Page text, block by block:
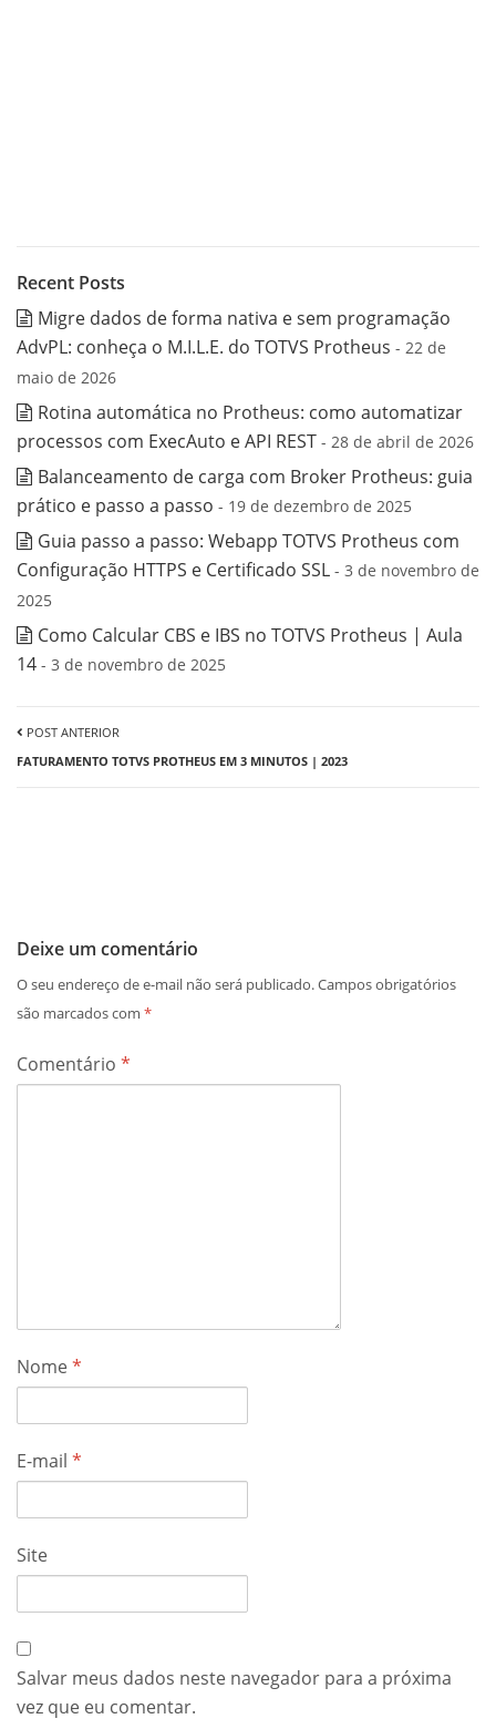
Recent Posts
Migre dados de forma nativa e sem programação
AdvPL: conheça o M.I.L.E. do TOTVS Protheus - 22 de
maio de 2026
Rotina automática no Protheus: como automatizar
processos com ExecAuto e API REST - 28 de abril de 2026
Balanceamento de carga com Broker Protheus: guia
prático e passo a passo - 19 de dezembro de 2025
Guia passo a passo: Webapp TOTVS Protheus com
Configuração HTTPS e Certificado SSL - 3 de novembro de
2025
Como Calcular CBS e IBS no TOTVS Protheus | Aula
14 - 3 de novembro de 2025
POST ANTERIOR
FATURAMENTO TOTVS PROTHEUS EM 3 MINUTOS | 2023​
Deixe um comentário
O seu endereço de e-mail não será publicado.Campos obrigatórios
são marcados com *
Comentário *
Nome*
E-mail *
Site
Salvar meus dados neste navegador para a próxima
vez que eu comentar.